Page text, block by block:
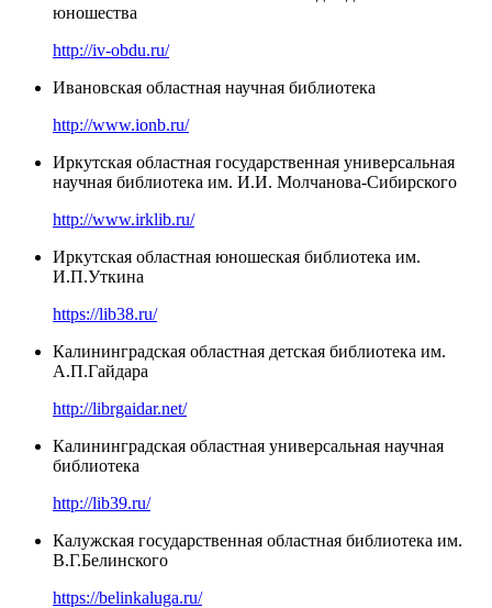
юношества
http://iv-obdu.ru/
Ивановская областная научная библиотека
http://www.ionb.ru/
Иркутская областная государственная универсальная
научная библиотека им. И.И. Молчанова-Сибирского
http://www.irklib.ru/
Иркутская областная юношеская библиотека им.
И.П.Уткина
https://lib38.ru/
Калининградская областная детская библиотека им.
А.П.Гайдара
http://librgaidar.net/
Калининградская областная универсальная научная
библиотека
http://lib39.ru/
Калужская государственная областная библиотека им.
В.Г.Белинского
https://belinkaluga.ru/